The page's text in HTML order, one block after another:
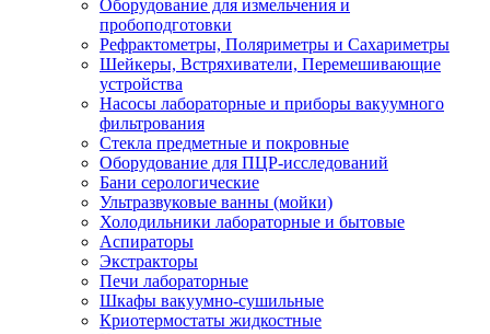
Оборудование для измельчения и
пробоподготовки
Рефрактометры, Поляриметры и Сахариметры
Шейкеры, Встряхиватели, Перемешивающие
устройства
Насосы лабораторные и приборы вакуумного
фильтрования
Стекла предметные и покровные
Оборудование для ПЦР-исследований
Бани серологические
Ультразвуковые ванны (мойки)
Холодильники лабораторные и бытовые
Аспираторы
Экстракторы
Печи лабораторные
Шкафы вакуумно-сушильные
Криотермостаты жидкостные